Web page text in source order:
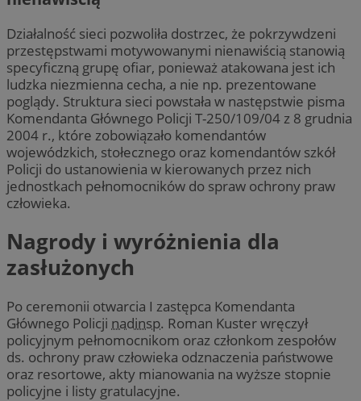
Działalność sieci pozwoliła dostrzec, że pokrzywdzeni
przestępstwami motywowanymi nienawiścią stanowią
specyficzną grupę ofiar, ponieważ atakowana jest ich
ludzka niezmienna cecha, a nie np. prezentowane
poglądy. Struktura sieci powstała w następstwie pisma
Komendanta Głównego Policji T-250/109/04 z 8 grudnia
2004 r., które zobowiązało komendantów
wojewódzkich, stołecznego oraz komendantów szkół
Policji do ustanowienia w kierowanych przez nich
jednostkach pełnomocników do spraw ochrony praw
człowieka.
Nagrody i wyróżnienia dla
zasłużonych
Po ceremonii otwarcia I zastępca Komendanta
Głównego Policji nadinsp. Roman Kuster wręczył
policyjnym pełnomocnikom oraz członkom zespołów
ds. ochrony praw człowieka odznaczenia państwowe
oraz resortowe, akty mianowania na wyższe stopnie
policyjne i listy gratulacyjne.